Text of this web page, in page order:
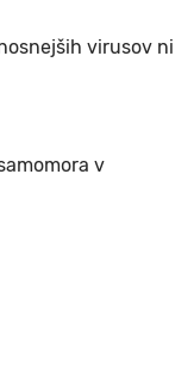
virusov ni
v